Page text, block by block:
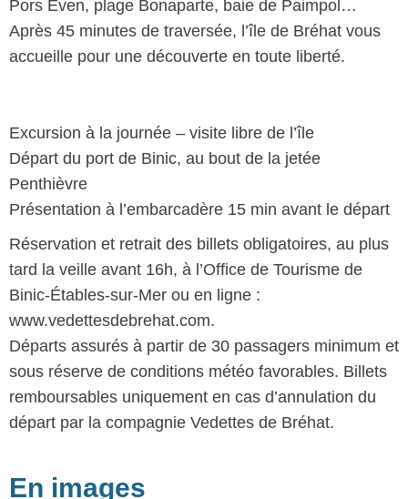
Pors Even, plage Bonaparte, baie de Paimpol…
Après 45 minutes de traversée, l’île de Bréhat vous
accueille pour une découverte en toute liberté.
Excursion à la journée – visite libre de l’île
Départ du port de Binic, au bout de la jetée
Penthièvre
Présentation à l’embarcadère 15 min avant le départ
Réservation et retrait des billets obligatoires, au plus
tard la veille avant 16h, à l’Office de Tourisme de
Binic-Étables-sur-Mer ou en ligne :
www.vedettesdebrehat.com.
Départs assurés à partir de 30 passagers minimum et
sous réserve de conditions météo favorables. Billets
remboursables uniquement en cas d’annulation du
départ par la compagnie Vedettes de Bréhat.
En images